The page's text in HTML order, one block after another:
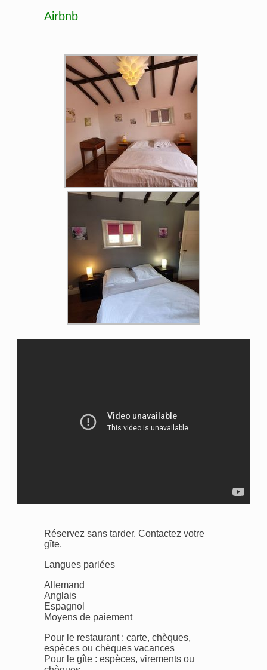
Airbnb
Réservez sans tarder. Contactez votre
gîte.
Langues parlées
Allemand
Anglais
Espagnol
Moyens de paiement
Pour le restaurant : carte, chèques,
espèces ou chèques vacances
Pour le gîte : espèces, virements ou